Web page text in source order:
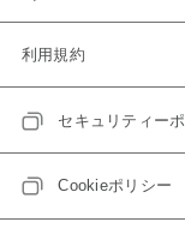
利用規約
セキュリティー
Cookieポリシー